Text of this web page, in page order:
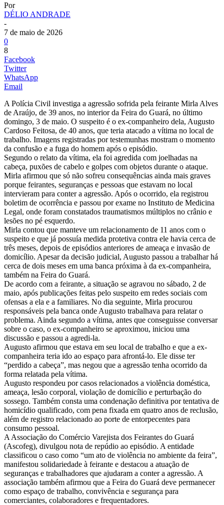
Por
DÉLIO ANDRADE
-
7 de maio de 2026
0
8
Facebook
Twitter
WhatsApp
Email
A Polícia Civil investiga a agressão sofrida pela feirante Mirla Alves
de Araújo, de 39 anos, no interior da Feira do Guará, no último
domingo, 3 de maio. O suspeito é o ex-companheiro dela, Augusto
Cardoso Feitosa, de 40 anos, que teria atacado a vítima no local de
trabalho. Imagens registradas por testemunhas mostram o momento
da confusão e a fuga do homem após o episódio.
Segundo o relato da vítima, ela foi agredida com joelhadas na
cabeça, puxões de cabelo e golpes com objetos durante o ataque.
Mirla afirmou que só não sofreu consequências ainda mais graves
porque feirantes, seguranças e pessoas que estavam no local
intervieram para conter a agressão. Após o ocorrido, ela registrou
boletim de ocorrência e passou por exame no Instituto de Medicina
Legal, onde foram constatados traumatismos múltiplos no crânio e
lesões no pé esquerdo.
Mirla contou que manteve um relacionamento de 11 anos com o
suspeito e que já possuía medida protetiva contra ele havia cerca de
três meses, depois de episódios anteriores de ameaça e invasão de
domicílio. Apesar da decisão judicial, Augusto passou a trabalhar há
cerca de dois meses em uma banca próxima à da ex-companheira,
também na Feira do Guará.
De acordo com a feirante, a situação se agravou no sábado, 2 de
maio, após publicações feitas pelo suspeito em redes sociais com
ofensas a ela e a familiares. No dia seguinte, Mirla procurou
responsáveis pela banca onde Augusto trabalhava para relatar o
problema. Ainda segundo a vítima, antes que conseguisse conversar
sobre o caso, o ex-companheiro se aproximou, iniciou uma
discussão e passou a agredi-la.
Augusto afirmou que estava em seu local de trabalho e que a ex-
companheira teria ido ao espaço para afrontá-lo. Ele disse ter
“perdido a cabeça”, mas negou que a agressão tenha ocorrido da
forma relatada pela vítima.
Augusto respondeu por casos relacionados a violência doméstica,
ameaça, lesão corporal, violação de domicílio e perturbação do
sossego. Também consta uma condenação definitiva por tentativa de
homicídio qualificado, com pena fixada em quatro anos de reclusão,
além de registro relacionado ao porte de entorpecentes para
consumo pessoal.
A Associação do Comércio Varejista dos Feirantes do Guará
(Ascofeg), divulgou nota de repúdio ao episódio. A entidade
classificou o caso como “um ato de violência no ambiente da feira”,
manifestou solidariedade à feirante e destacou a atuação de
seguranças e trabalhadores que ajudaram a conter a agressão. A
associação também afirmou que a Feira do Guará deve permanecer
como espaço de trabalho, convivência e segurança para
comerciantes, colaboradores e frequentadores.